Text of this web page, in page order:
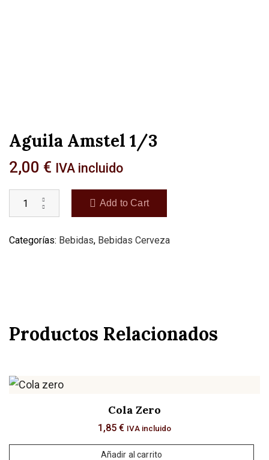
Aguila Amstel 1/3
2,00 € IVA incluido
Add to Cart
Categorías: Bebidas, Bebidas Cerveza
Productos Relacionados
Cola Zero
1,85 € IVA incluido
Añadir al carrito